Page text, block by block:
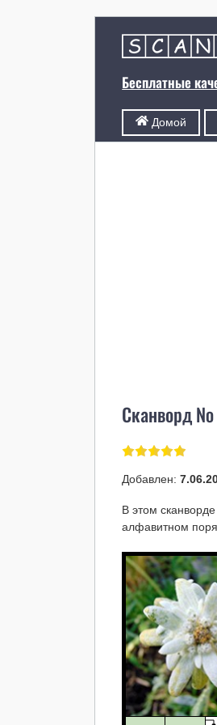
Бесплатные
Домой
Сканворд №
Добавлен:
В этом
алфавитном